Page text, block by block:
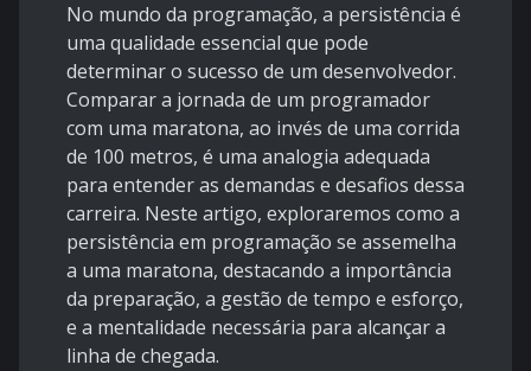
No mundo da programação, a persistência é
uma qualidade essencial que pode
determinar o sucesso de um desenvolvedor.
Comparar a jornada de um programador
com uma maratona, ao invés de uma corrida
de 100 metros, é uma analogia adequada
para entender as demandas e desafios dessa
carreira. Neste artigo, exploraremos como a
persistência em programação se assemelha
a uma maratona, destacando a importância
da preparação, a gestão de tempo e esforço,
e a mentalidade necessária para alcançar a
linha de chegada.